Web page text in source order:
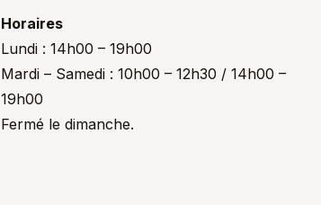
Horaires
Lundi : 14h00 – 19h00
Mardi – Samedi : 10h00 – 12h30 / 14h00 –
19h00
Fermé le dimanche.